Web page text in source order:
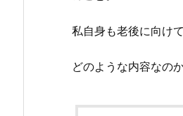
私自身も老後に向け
どのような内容なの